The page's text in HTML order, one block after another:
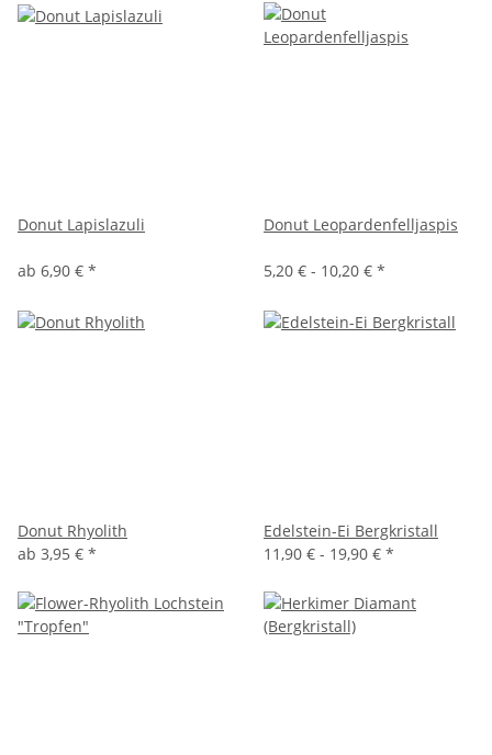
Donut Lapislazuli
ab 6,90 € *
Donut Leopardenfelljaspis
5,20 € - 10,20 € *
Donut Rhyolith
ab 3,95 € *
Edelstein-Ei Bergkristall
11,90 € - 19,90 € *